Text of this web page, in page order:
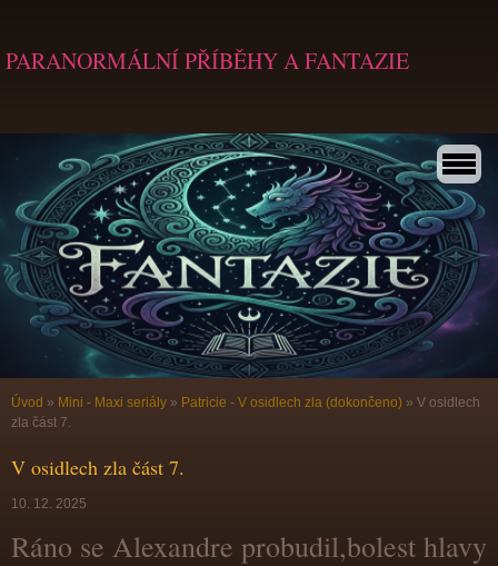
PARANORMÁLNÍ PŘÍBĚHY A FANTAZIE
Úvod » Mini - Maxi seriály » Patricie - V osidlech zla (dokončeno) » V osidlech
zla část 7.
V osidlech zla část 7.
10. 12. 2025
Ráno se Alexandre probudil,bolest hlavy